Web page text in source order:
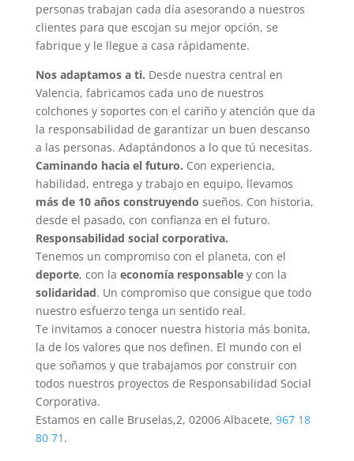
personas trabajan cada día asesorando a nuestros
clientes para que escojan su mejor opción, se
fabrique y le llegue a casa rápidamente.
Nos adaptamos a ti. Desde nuestra central en
Valencia, fabricamos cada uno de nuestros
colchones y soportes con el cariño y atención que da
la responsabilidad de garantizar un buen descanso
a las personas. Adaptándonos a lo que tú necesitas.
Caminando hacia el futuro. Con experiencia,
habilidad, entrega y trabajo en equipo, llevamos
más de 10 años construyendo sueños. Con historia,
desde el pasado, con confianza en el futuro.
Responsabilidad social corporativa.
Tenemos un compromiso con el planeta, con el
deporte, con la economía responsabley con la
solidaridad. Un compromiso que consigue que todo
nuestro esfuerzo tenga un sentido real.
Te invitamos a conocer nuestra historia más bonita,
la de los valores que nos definen. El mundo con el
que soñamos y que trabajamos por construir con
todos nuestros proyectos de Responsabilidad Social
Corporativa.
Estamos en calle Bruselas,2, 02006 Albacete, 967 18
80 71 .